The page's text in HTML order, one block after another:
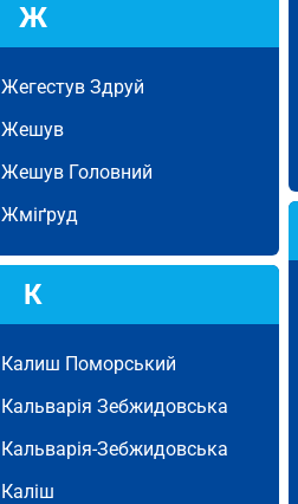
Ж
Жегестув Здруй
Жешув
Жешув Головний
Жміґруд
К
Калиш Поморський
Кальварія Зебжидовська
Кальварія-Зебжидовська
Каліш